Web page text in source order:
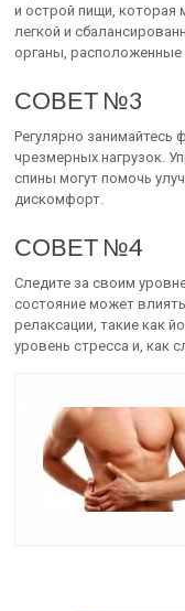
и острой пищи, которая
легкой и
органы, расположенные
СОВЕТ №3
Регулярно занимайтесь
чрезмерных нагрузок.
спины могут помочь
дискомфорт.
СОВЕТ №4
Следите за своим
состояние может
релаксации, такие как
уровень стресса и, как